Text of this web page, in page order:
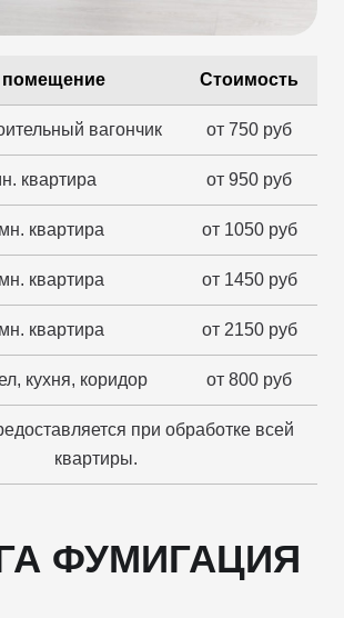
Стоимость
вагончик от 750 руб
квартира от 950 руб
квартира от 1050 руб
квартира от 1450 руб
квартира от 2150 руб
кухня, коридор от 800 руб
при обработке всей
квартиры.
ФУМИГАЦИЯ